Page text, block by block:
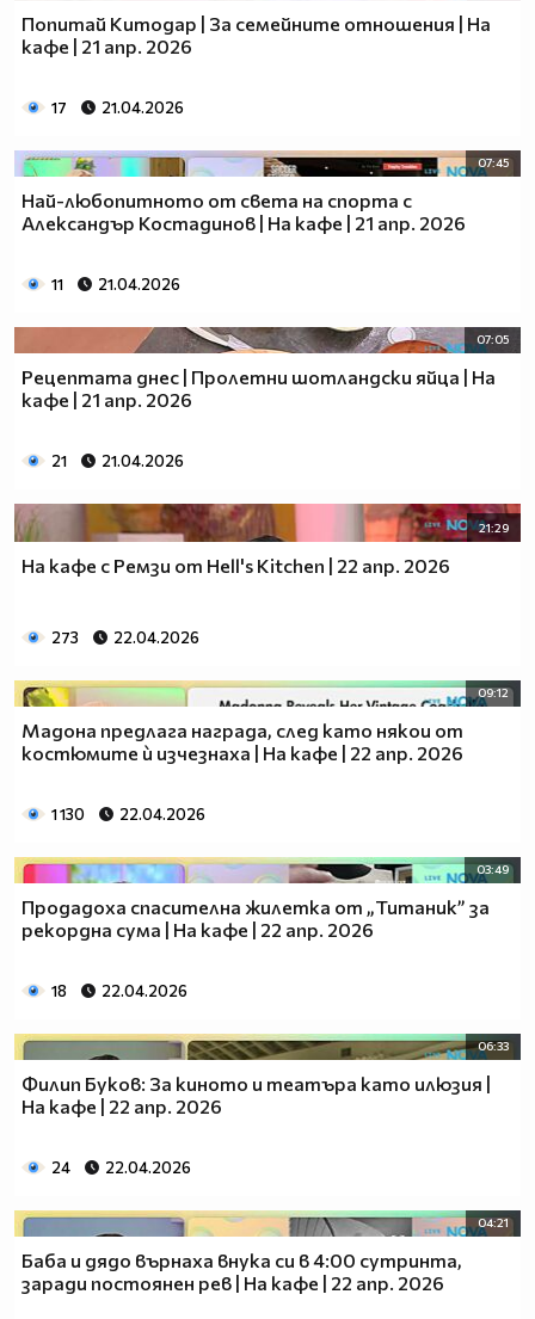
Попитай Китодар | За семейните отношения | На
кафе | 21 апр. 2026
17 21.04.2026
07:45
Най-любопитното от света на спорта с
Александър Костадинов | На кафе | 21 апр. 2026
11 21.04.2026
07:05
Рецептата днес | Пролетни шотландски яйца | На
кафе | 21 апр. 2026
21 21.04.2026
21:29
На кафе с Ремзи от Hell's Kitchen | 22 апр. 2026
273 22.04.2026
09:12
Мадона предлага награда, след като някои от
костюмите ѝ изчезнаха | На кафе | 22 апр. 2026
1 130 22.04.2026
03:49
Продадоха спасителна жилетка от „Титаник” за
рекордна сума | На кафе | 22 апр. 2026
18 22.04.2026
06:33
Филип Буков: За киното и театъра като илюзия |
На кафе | 22 апр. 2026
24 22.04.2026
04:21
Баба и дядо върнаха внука си в 4:00 сутринта,
заради постоянен рев | На кафе | 22 апр. 2026